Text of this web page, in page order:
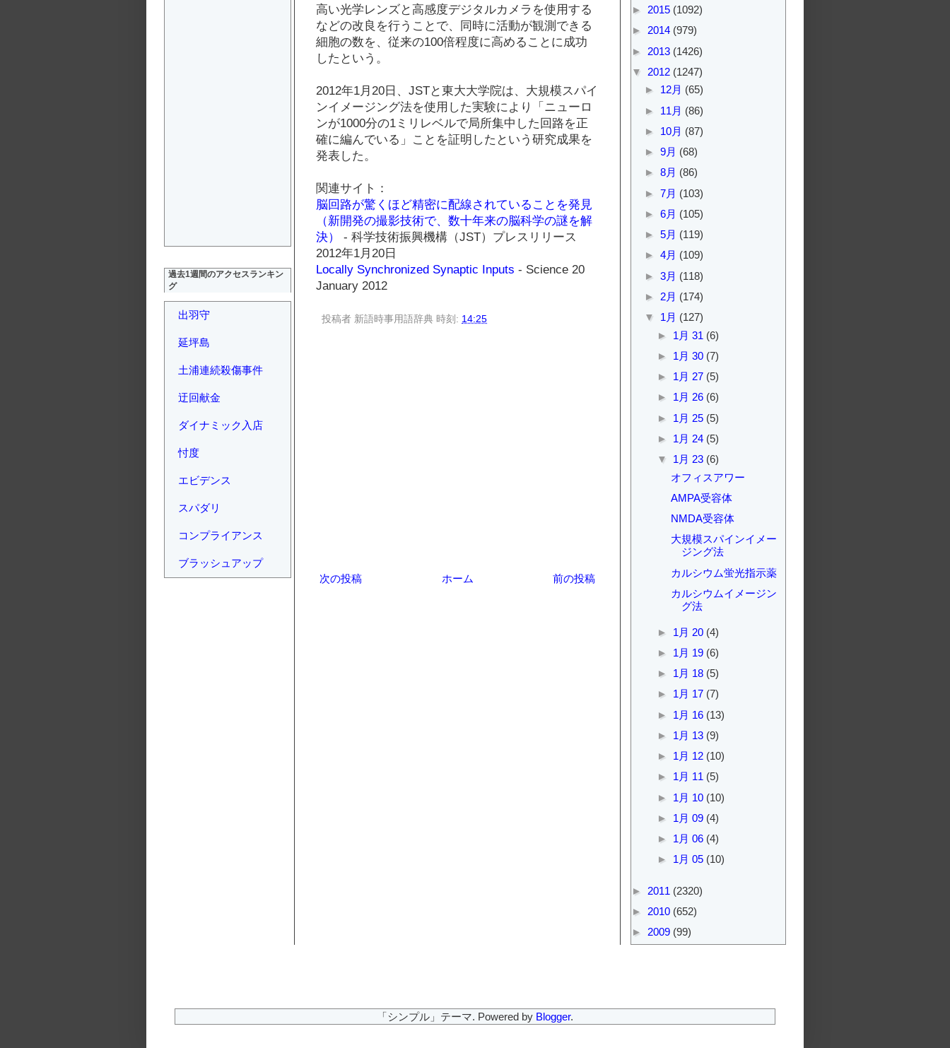
高い光学レンズと高感度デジタルカメラを使用する
などの改良を行うことで、同時に活動が観測できる
細胞の数を、従来の100倍程度に高めることに成功
したという。
2012年1月20日、JSTと東大大学院は、大規模スパイ
ンイメージング法を使用した実験により「ニューロ
ンが1000分の1ミリレベルで局所集中した回路を正
確に編んでいる」ことを証明したという研究成果を
発表した。
関連サイト：
脳回路が驚くほど精密に配線されていることを発見
（新開発の撮影技術で、数十年来の脳科学の謎を解
決）
- 科学技術振興機構（JST）プレスリリース
2012年1月20日
Locally Synchronized Synaptic Inputs - Science 20
January 2012
投稿者 新語時事用語辞典 時刻: 14:25
次の投稿 前の投稿
ホーム
過去1週間のアクセスランキン
グ
出羽守
延坪島
土浦連続殺傷事件
迂回献金
ダイナミック入店
忖度
エビデンス
スパダリ
コンプライアンス
ブラッシュアップ
► 2015 (1092)
► 2014 (979)
► 2013 (1426)
▼ 2012 (1247)
► 12月 (65)
► 11月 (86)
► 10月 (87)
► 9月 (68)
► 8月 (86)
► 7月 (103)
► 6月 (105)
► 5月 (119)
► 4月 (109)
► 3月 (118)
► 2月 (174)
▼ 1月 (127)
► 1月 31 (6)
► 1月 30 (7)
► 1月 27 (5)
► 1月 26 (6)
► 1月 25 (5)
► 1月 24 (5)
▼ 1月 23 (6)
オフィスアワー
AMPA受容体
NMDA受容体
大規模スパインイメー
ジング法
カルシウム蛍光指示薬
カルシウムイメージン
グ法
► 1月 20 (4)
► 1月 19 (6)
► 1月 18 (5)
► 1月 17 (7)
► 1月 16 (13)
► 1月 13 (9)
► 1月 12 (10)
► 1月 11 (5)
► 1月 10 (10)
► 1月 09 (4)
► 1月 06 (4)
► 1月 05 (10)
► 2011 (2320)
► 2010 (652)
► 2009 (99)
「シンプル」テーマ. Powered by Blogger.